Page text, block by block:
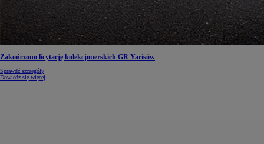
Zakończono licytację kolekcjonerskich GR Yarisów
Sprawdź szczegóły
Dowiedz się więcej